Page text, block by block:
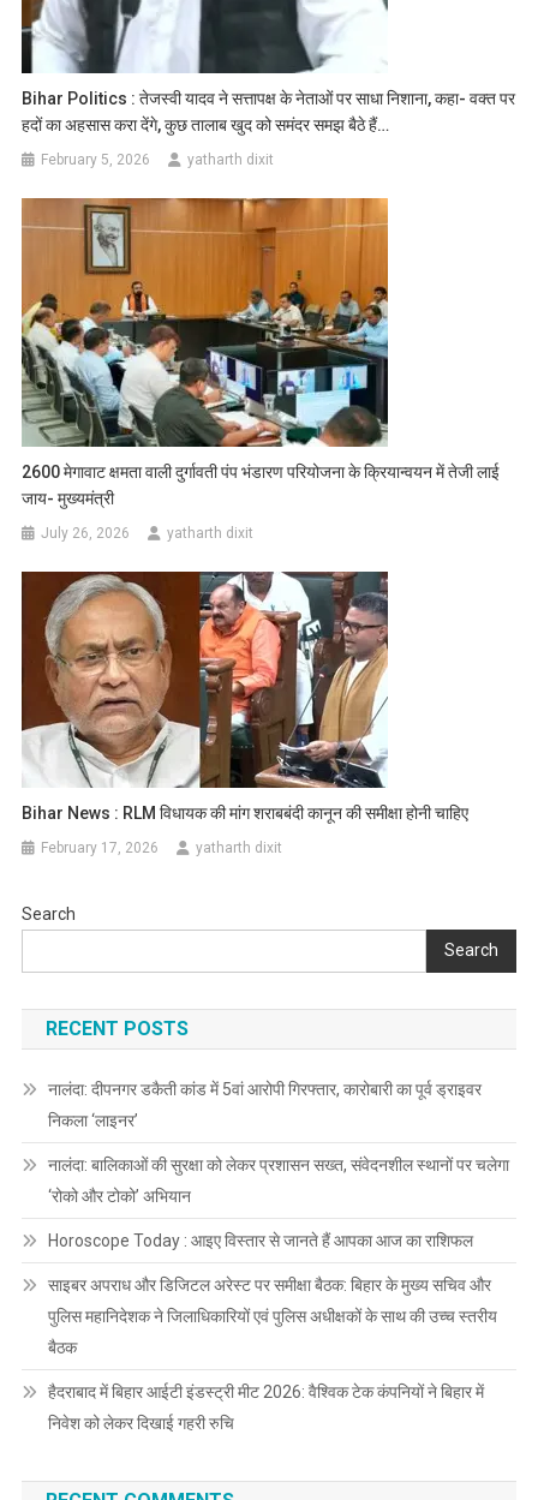
Bihar Politics : तेजस्वी यादव ने सत्तापक्ष के नेताओं पर साधा निशाना, कहा- वक्त पर
हदों का अहसास करा देंगे, कुछ तालाब खुद को समंदर समझ बैठे हैं…
February 5, 2026 yatharth dixit
2600 मेगावाट क्षमता वाली दुर्गावती पंप भंडारण परियोजना के क्रियान्वयन में तेजी लाई
जाय- मुख्यमंत्री
July 26, 2026 yatharth dixit
Bihar News : RLM विधायक की मांग शराबबंदी कानून की समीक्षा होनी चाहिए
February 17, 2026 yatharth dixit
Search
Search
RECENT POSTS
नालंदा: दीपनगर डकैती कांड में 5वां आरोपी गिरफ्तार, कारोबारी का पूर्व ड्राइवर
निकला ‘लाइनर’
नालंदा: बालिकाओं की सुरक्षा को लेकर प्रशासन सख्त, संवेदनशील स्थानों पर चलेगा
‘रोको और टोको’ अभियान
Horoscope Today : आइए विस्तार से जानते हैं आपका आज का राशिफल
साइबर अपराध और डिजिटल अरेस्ट पर समीक्षा बैठक: बिहार के मुख्य सचिव और
पुलिस महानिदेशक ने जिलाधिकारियों एवं पुलिस अधीक्षकों के साथ की उच्च स्तरीय
बैठक
हैदराबाद में बिहार आईटी इंडस्ट्री मीट 2026: वैश्विक टेक कंपनियों ने बिहार में
निवेश को लेकर दिखाई गहरी रुचि